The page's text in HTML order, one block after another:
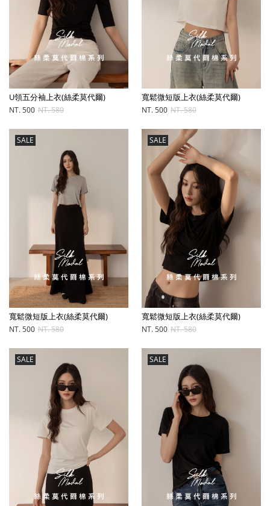
U領五分袖上衣(絲柔莫代爾)
NT. 500 NT. 580
寬鬆微短版上衣(絲柔莫代爾)
NT. 500 NT. 580
SALE
寬鬆微短版上衣(絲柔莫代爾)
NT. 500 NT. 580
SALE
寬鬆微短版上衣(絲柔莫代爾)
NT. 500 NT. 580
SALE SALE